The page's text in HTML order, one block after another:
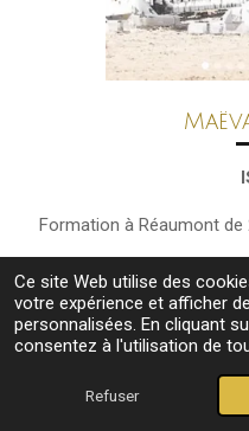
Ce site Web utilise des
votre expérience et afficher
personnalisées. En cliquant
consentez à l'utilisation de
Refuser
Formation à Réaumont
- 21
- 19
E-mail